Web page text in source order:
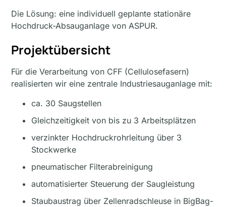
Die Lösung: eine individuell geplante stationäre
Hochdruck-Absauganlage von ASPUR.
Projektübersicht
Für die Verarbeitung von CFF (Cellulosefasern)
realisierten wir eine zentrale Industriesauganlage mit:
ca. 30 Saugstellen
Gleichzeitigkeit von bis zu 3 Arbeitsplätzen
verzinkter Hochdruckrohrleitung über 3
Stockwerke
pneumatischer Filterabreinigung
automatisierter Steuerung der Saugleistung
Staubaustrag über Zellenradschleuse in BigBag-